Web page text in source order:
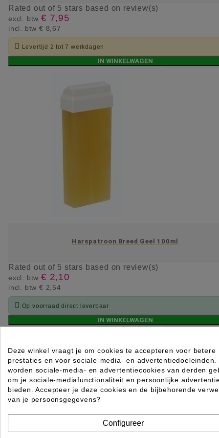
Rated out of 5 stars based on review(s)
excl. btw € 7,95
incl. btw € 8,67
 Levertijd 2 tot 7 werkdagen
IN WINKELWAGEN
Harspatroon Breed Geel 100ml
Rated out of 5 stars based on review(s)
excl. btw € 2,10
incl. btw € 2,54
 Op voorraad direct leverbaar
IN WINKELWAGEN
Deze winkel vraagt je om cookies te accepteren voor betere
prestaties en voor sociale-media- en advertentiedoeleinden.
worden sociale-media- en advertentiecookies van derden
om je sociale-mediafunctionaliteit en persoonlijke
bieden. Accepteer je deze cookies en de bijbehorende
van je persoonsgegevens?
Configureer